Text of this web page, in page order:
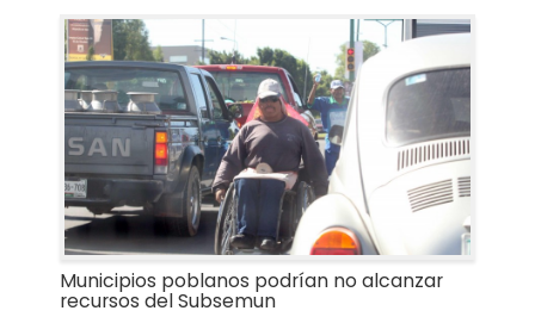
Municipios poblanos podrían no alcanzar
recursos del Subsemun